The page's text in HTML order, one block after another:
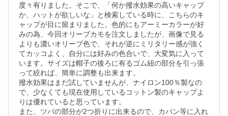
度々有りました。そこで、「何か撥水効果の高いキャップ
か、ハットが欲しいな」と検索している時に、こちらのキ
ャップが目に留まりました。色的にもアーミーカラーが好
みの為、今回オリーブカモを注文しましたが、画像で見る
よりも濃いオリーブ色で、それが逆にミリタリー感が強く
てカッコよく、自分には好みの色合いで、大変気に入って
います。サイズは帽子の後ろに有るゴム紐の部分を引っ張
って絞れば、簡単に調整も出来ます。
撥水効果はまだ試していませんが、ナイロン100％製なの
で、少なくても現在使用しているコットン製のキャップよ
りは優れていると思っています。
また、ツバの部分が2つ折りに出来るので、カバン等に入れ